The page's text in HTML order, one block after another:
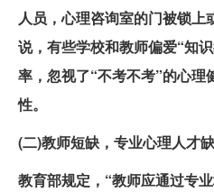
人员，心理咨询室的门被锁上
说，有些学校和教师偏爱“知
率，忽视了“不考不考”的心
性。
(二)教师短缺，专业心理人才
教育部规定，“教师应通过专